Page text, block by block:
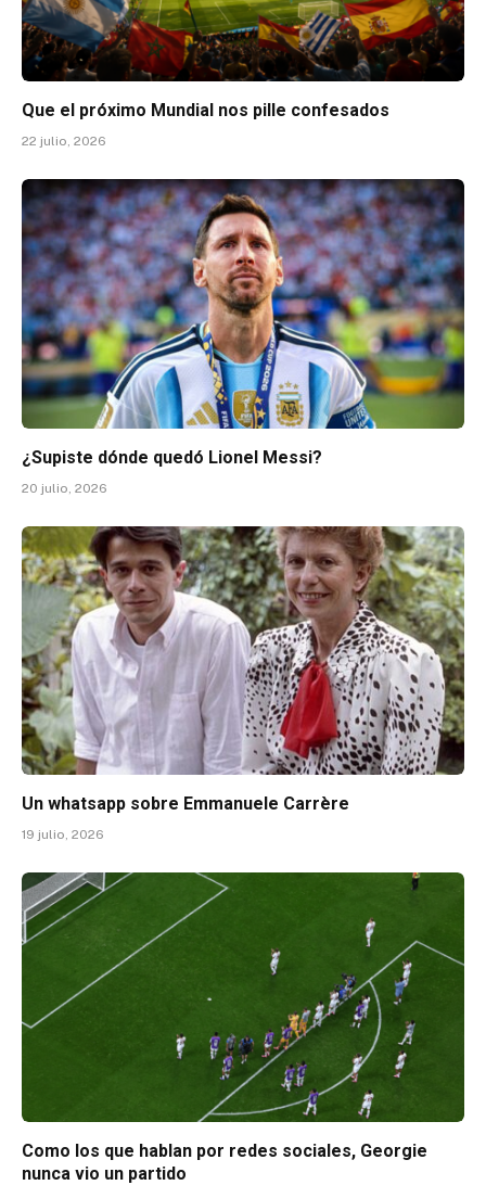
Que el próximo Mundial nos pille confesados
22 julio, 2026
¿Supiste dónde quedó Lionel Messi?
20 julio, 2026
Un whatsapp sobre Emmanuele Carrère
19 julio, 2026
Como los que hablan por redes sociales, Georgie
nunca vio un partido